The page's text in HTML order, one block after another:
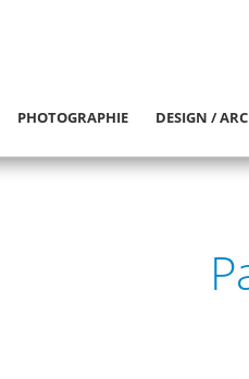
PHOTOGRAPHIE DESIGN /